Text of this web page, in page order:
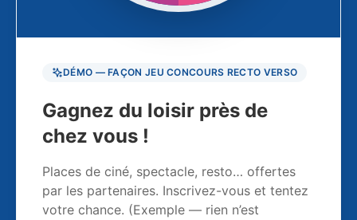
DÉMO — FAÇON JEU CONCOURS RECTO VERSO
Gagnez du loisir près de
chez vous !
Places de ciné, spectacle, resto… offertes
par les partenaires. Inscrivez-vous et tentez
votre chance. (Exemple — rien n’est